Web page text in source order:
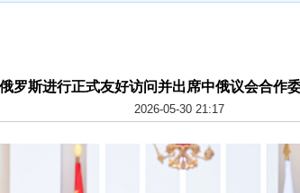
罗斯进行正式友好访问并出席中俄议会合作
2026-05-30 21:17